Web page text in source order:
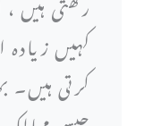
کہیں
کرتی ہیں۔